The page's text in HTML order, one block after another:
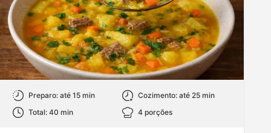
Preparo: até 15 min
Cozimento: até 25 min
Total: 40 min
4 porções